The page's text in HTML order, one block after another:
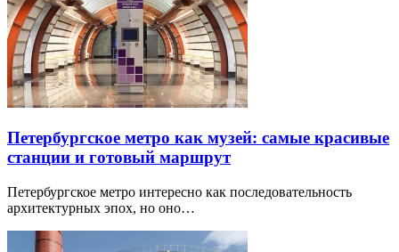
Петербургское метро как музей: самые красивые
станции и готовый маршрут
Петербургское метро интересно как последовательность
архитектурных эпох, но оно…